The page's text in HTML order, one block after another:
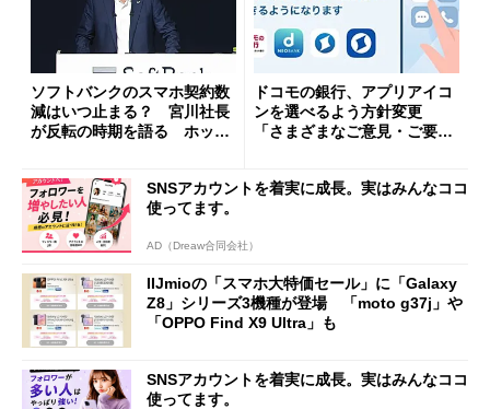
ソフトバンクのスマホ契約数
減はいつ止まる？ 宮川社長
が反転の時期を語る ホッピ
ドコモの銀行、アプリアイコ
ンを選べるよう方針変更
「さまざまなご意見・ご要望
SNSアカウントを着実に成長。実はみんなココ
使ってます。
AD（Dreaw合同会社）
IIJmioの「スマホ大特価セール」に「Galaxy
Z8」シリーズ3機種が登場 「moto g37j」や
「OPPO Find X9 Ultra」も
SNSアカウントを着実に成長。実はみんなココ
使ってます。